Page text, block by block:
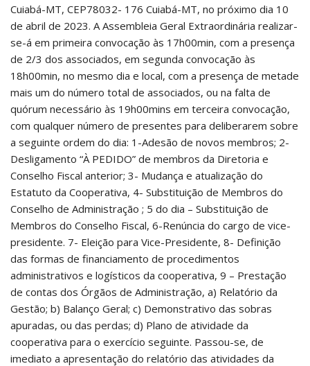
Cuiabá-MT, CEP78032- 176 Cuiabá-MT, no próximo dia 10
de abril de 2023. A Assembleia Geral Extraordinária realizar-
se-á em primeira convocação às 17h00min, com a presença
de 2/3 dos associados, em segunda convocação às
18h00min, no mesmo dia e local, com a presença de metade
mais um do número total de associados, ou na falta de
quórum necessário às 19h00mins em terceira convocação,
com qualquer número de presentes para deliberarem sobre
a seguinte ordem do dia: 1-Adesão de novos membros; 2-
Desligamento “À PEDIDO” de membros da Diretoria e
Conselho Fiscal anterior; 3- Mudança e atualização do
Estatuto da Cooperativa, 4- Substituição de Membros do
Conselho de Administração ; 5 do dia – Substituição de
Membros do Conselho Fiscal, 6-Renúncia do cargo de vice-
presidente. 7- Eleição para Vice-Presidente, 8- Definição
das formas de financiamento de procedimentos
administrativos e logísticos da cooperativa, 9 – Prestação
de contas dos Órgãos de Administração, a) Relatório da
Gestão; b) Balanço Geral; c) Demonstrativo das sobras
apuradas, ou das perdas; d) Plano de atividade da
cooperativa para o exercício seguinte. Passou-se, de
imediato a apresentação do relatório das atividades da